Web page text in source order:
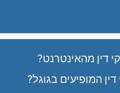
דין מהאינטרנט?
המופיעים בגוגל?